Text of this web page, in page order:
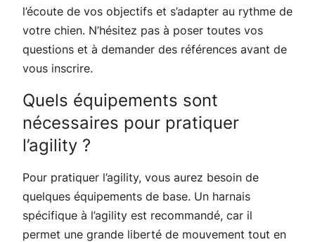
l’écoute de vos objectifs et s’adapter au rythme de
votre chien. N’hésitez pas à poser toutes vos
questions et à demander des références avant de
vous inscrire.
Quels équipements sont
nécessaires pour pratiquer
l’agility ?
Pour pratiquer l’agility, vous aurez besoin de
quelques équipements de base. Un harnais
spécifique à l’agility est recommandé, car il
permet une grande liberté de mouvement tout en